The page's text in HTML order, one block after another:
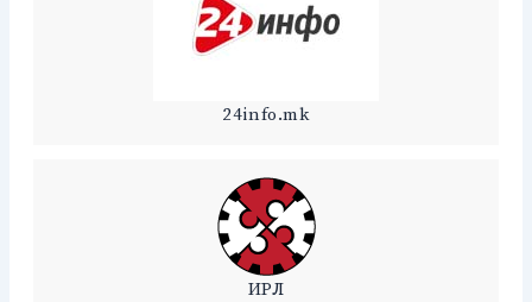
24info.mk
ИРЛ